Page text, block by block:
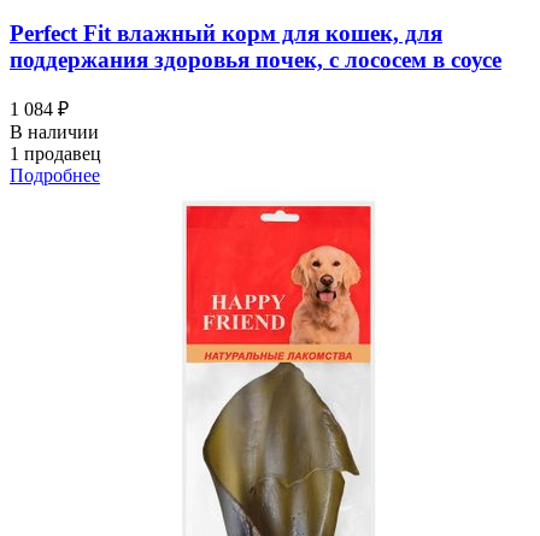
Perfect Fit влажный корм для кошек, для
поддержания здоровья почек, с лососем в соусе
1 084 ₽
В наличии
1 продавец
Подробнее